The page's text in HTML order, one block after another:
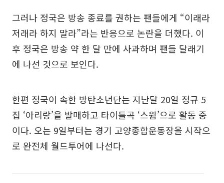
그러나 정국은 방송 종료를 권하는 팬들에게 “이래라
저래라 하지 말라”라는 반응으로 논란을 더했다. 이
후 정국은 방송 약 한 달 만에 사과하며 팬들 달래기
에 나선 것으로 보인다.
한편 정국이 속한 방탄소년단는 지난달 20일 정규 5
집 ‘아리랑’을 발매하고 타이틀곡 ‘스윔’으로 활동 중
이다. 오는 9일부터는 경기 고양종합운동장을 시작으
로 완전체 월드투어에 나선다.